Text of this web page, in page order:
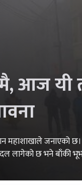
आज यी
महाशाखाले
लागेको छ भने बाँकी